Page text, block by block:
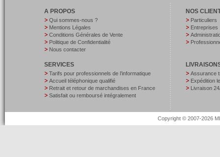
A PROPOS
Qui sommes-nous ?
Mentions Légales
Conditions Générales de Vente
Politique de Confidentialité
Nous contacter
SERVICES
Tarifs pour professionnels de l’informatique
Accueil téléphonique qualifié
Retrait et retour de marchandises en France
Satisfait ou remboursé intégralement
NOS
Particuliers
Entreprises
Assurance
Expédition
Livraison
Copyright © 2007-2026